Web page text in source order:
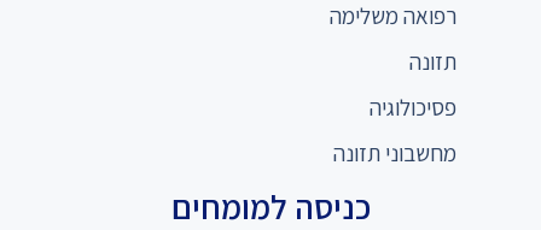
רפואה משלימה
תזונה
פסיכולוגיה
מחשבוני תזונה
כניסה למומחים